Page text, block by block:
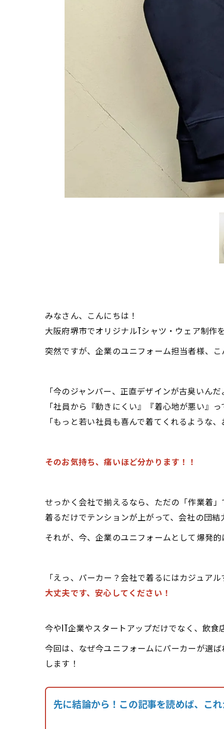
みなさん、こんにちは！
大阪府堺市でオリジナルTシャツ・ウェア制作
突然ですが、企業のユニフォーム担当者様、
「今のジャンパー、正直デザインが古臭いんだ
「社員から『動きにくい』『着心地が悪い』っ
「もっと若い社員も喜んで着てくれるような
そのお気持ち、痛いほど分かります！！
せっかく会社で揃えるなら、ただの「作業着
着るだけでテンションが上がって、会社の団
それが、今、企業のユニフォームとして爆発
「えっ、パーカー？会社で着るにはカジュア
大丈夫です、安心してください！
今やIT企業やスタートアップだけでなく、飲
今回は、なぜ今ユニフォームにパーカーが選
します！
先に結論から！この記事を読めば、こ